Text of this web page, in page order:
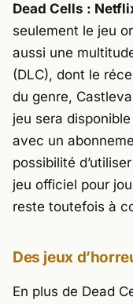
Dead Cells :
seulement le jeu
aussi une
(DLC), dont le
du genre,
jeu sera
avec un
possibilité
jeu officiel pour
reste toutefois à
Des jeux
En plus de Dead